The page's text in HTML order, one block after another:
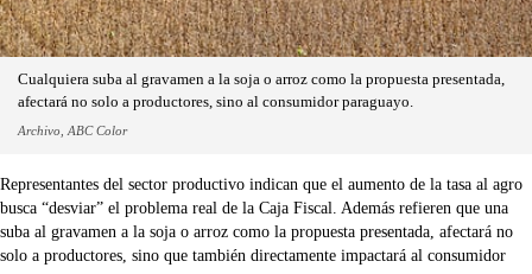
Cualquiera suba al gravamen a la soja o arroz como la propuesta presentada,
afectará no solo a productores, sino al consumidor paraguayo.
Archivo, ABC Color
Representantes del sector productivo indican que el aumento de la tasa al agro
busca “desviar” el problema real de la Caja Fiscal. Además refieren que una
suba al gravamen a la soja o arroz como la propuesta presentada, afectará no
solo a productores, sino que también directamente impactará al consumidor